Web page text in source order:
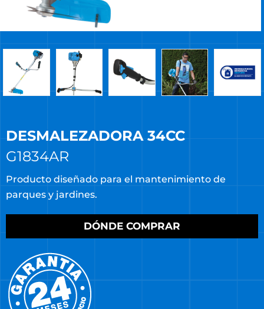
DESMALEZADORA 34CC
G1834AR
Producto diseñado para el mantenimiento de
parques y jardines.
DÓNDE COMPRAR